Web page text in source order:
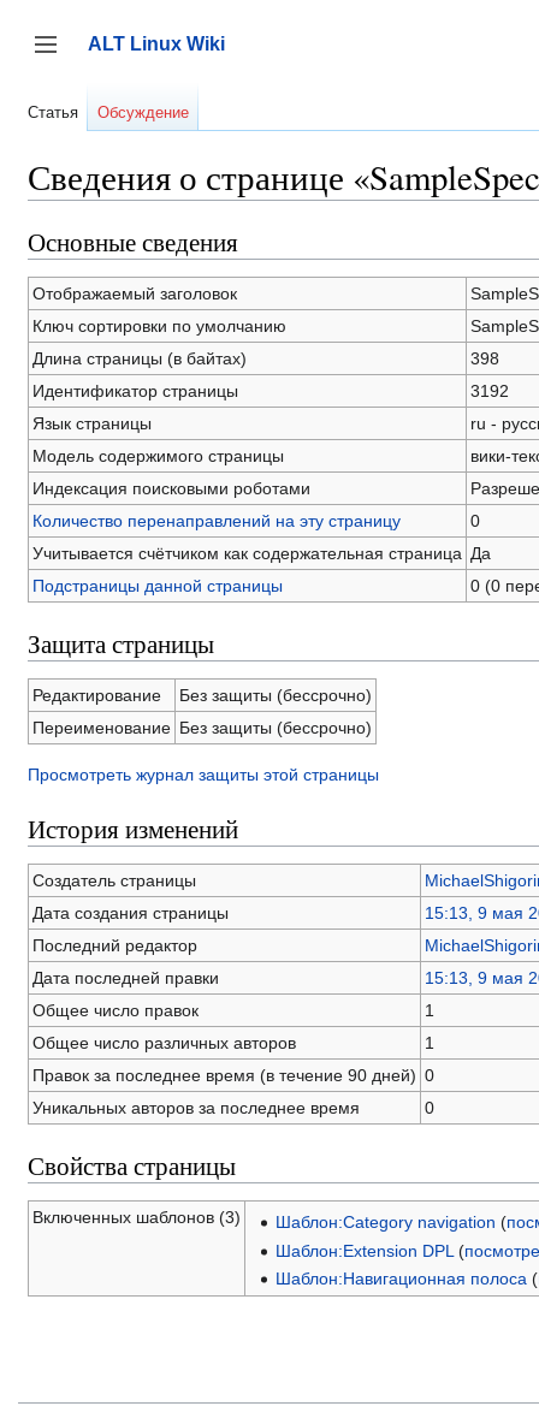
содержанию
Переключить боковую панель
ALT Linux Wiki
Статья Обсуждение
Сведения о странице
Основные сведения
Отображаемый заголовок
Ключ сортировки по умолчанию
Длина страницы (в байтах)
398
Идентификатор страницы
3192
Язык страницы
ru -
Модель содержимого страницы
вики-
Индексация поисковыми роботами
Количество перенаправлений на эту страницу
0
Учитывается счётчиком как содержательная страница Да
Подстраницы данной страницы
0 (0
Защита страницы
Редактирование
Без защиты (бессрочно)
Переименование Без защиты (бессрочно)
Просмотреть журнал защиты этой страницы
История изменений
Создатель страницы
Дата создания страницы
15:13, 9 мая
Последний редактор
Дата последней правки
15:13, 9 мая
Общее число правок
1
Общее число различных авторов
1
Правок за последнее время (в течение 90 дней) 0
Уникальных авторов за последнее время
0
Свойства страницы
Включенных шаблонов (3) Шаблон:Category navigation (
Шаблон:Extension DPL (
Шаблон:Навигационная полоса (